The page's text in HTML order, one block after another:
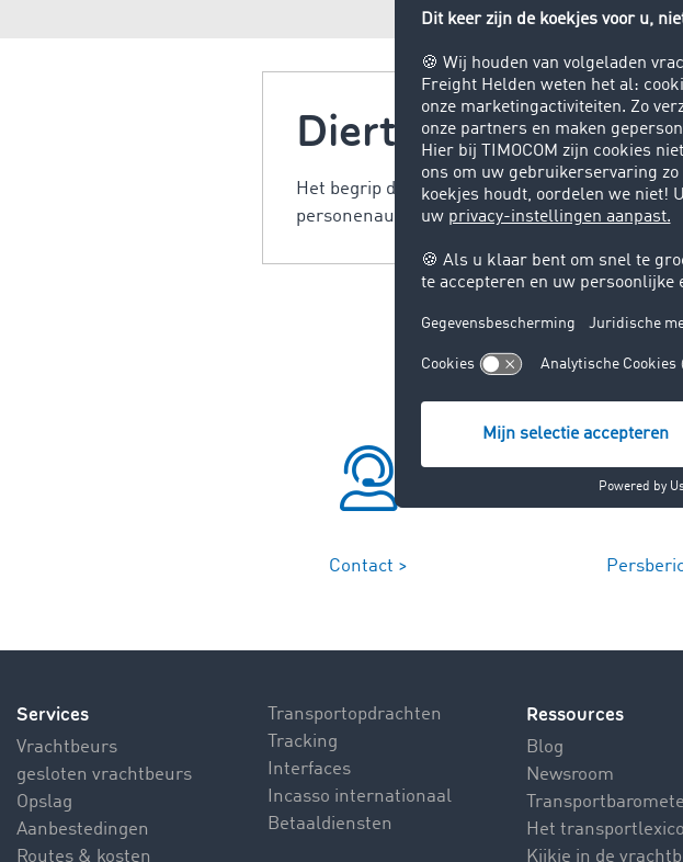
Diertransport
Het begrip diertransporten ofwel ook
personenauto, spoor, schip of vliegtuig.
Contact >
Services
Vrachtbeurs
gesloten vrachtbeurs
Opslag
Aanbestedingen
Routes & kosten
Transportopdrachten
Tracking
Interfaces
Incasso internationaal
Betaaldiensten
Ressources
Blog
Newsroom
Het
Kijkje in de